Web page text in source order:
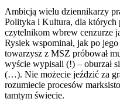
Ambicją wielu dziennikarzy
Polityka i Kultura, dla których
czytelnikom wbrew cenzurze
Rysiek wspominał, jak po
towarzysz z MSZ próbował
wyście wypisali (!) – oburzał
(…). Nie możecie jeździć za
rozumiecie procesów
tamtym świecie.